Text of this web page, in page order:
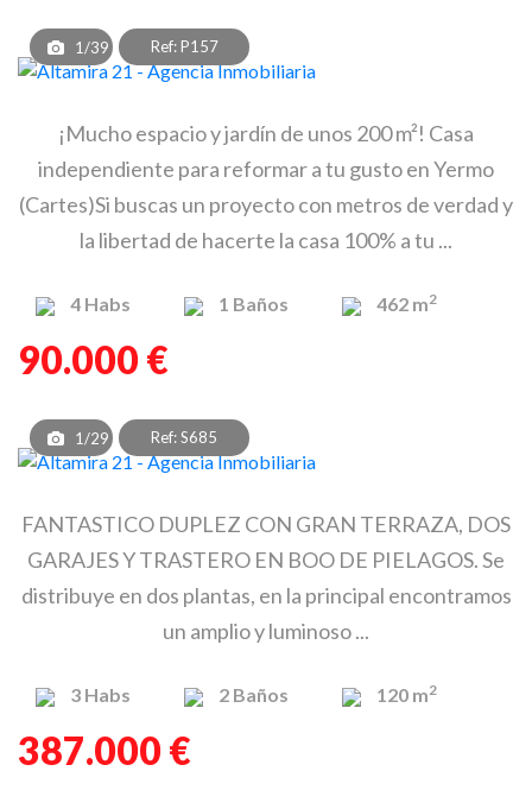
1/39 Ref: P157
¡Mucho espacio y jardín de unos 200 m²! Casa
independiente para reformar a tu gusto en Yermo
(Cartes)Si buscas un proyecto con metros de verdad y
la libertad de hacerte la casa 100% a tu ...
4 Habs 1 Baños 462 m2
90.000 €
1/29 Ref: S685
FANTASTICO DUPLEZ CON GRAN TERRAZA, DOS
GARAJES Y TRASTERO EN BOO DE PIELAGOS. Se
distribuye en dos plantas, en la principal encontramos
un amplio y luminoso ...
3 Habs 2 Baños 120 m2
387.000 €